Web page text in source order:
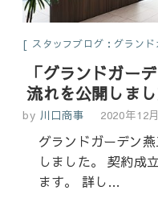
スタッフブログ：グラン
「グランドガー
流れを公開しまし
by 川口商事 2020年12
グランドガーデン
しました。 契約成
ます。 詳し…